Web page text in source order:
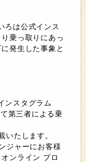
ろは公式インス
乗っ取りにあっ
発生した事象と
ンスタグラム
第三者による乗
いたします。
ジャーにお客様
ンライン プロ